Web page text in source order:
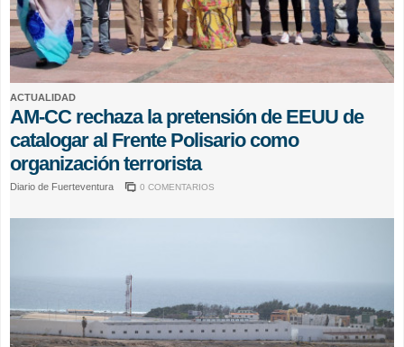
ACTUALIDAD
AM-CC rechaza la pretensión de EEUU de
catalogar al Frente Polisario como
organización terrorista
Diario de Fuerteventura 0 COMENTARIOS